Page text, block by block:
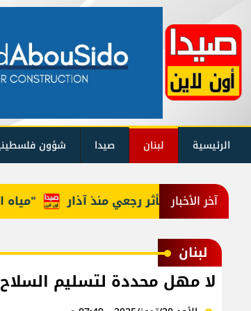
الرئيسية لبنان صيدا شؤون
آخر الأخبار "مياه
لبنان
لا مهل محددة لتسليم